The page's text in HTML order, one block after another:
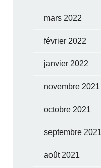
mars 2022
février 2022
janvier 2022
novembre 2021
octobre 2021
septembre 2021
août 2021